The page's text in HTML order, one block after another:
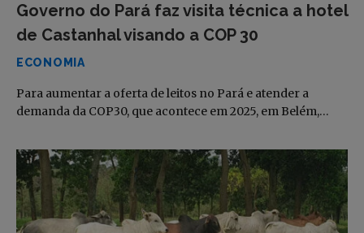
Governo do Pará faz visita técnica a hotel
de Castanhal visando a COP 30
ECONOMIA
Para aumentar a oferta de leitos no Pará e atender a
demanda da COP30, que acontece em 2025, em Belém,…